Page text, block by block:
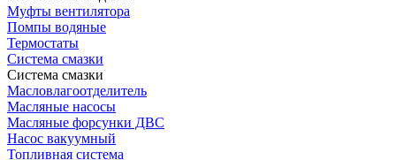
Муфты вентилятора
Помпы водяные
Термостаты
Система смазки
Система смазки
Масловлагоотделитель
Масляные насосы
Масляные форсунки ДВС
Насос вакуумный
Топливная система